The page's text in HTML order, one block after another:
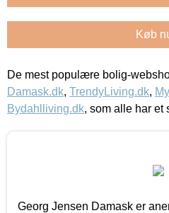
Køb
De mest populære bolig-
Damask.dk, TrendyLiving.dk,
Bydahlliving.dk, som alle har et
Georg Jensen Damask er